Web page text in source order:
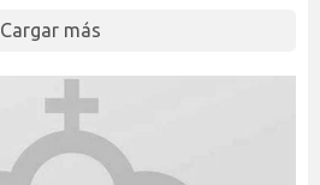
Cargar más